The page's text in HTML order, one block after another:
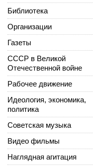
Библиотека
Организации
Газеты
СССР в Великой
Отечественной войне
Рабочее движение
Идеология, экономика,
политика
Советская музыка
Видео фильмы
Наглядная агитация